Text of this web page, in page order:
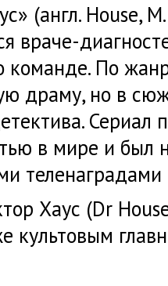
(англ. House,
команде. По
драму, но в
Сериал
в мире и был
Хаус (Dr
культовым